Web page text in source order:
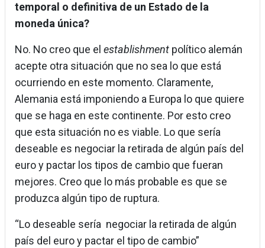
temporal o definitiva de un Estado de la
moneda única?
No. No creo que el establishment político alemán
acepte otra situación que no sea lo que está
ocurriendo en este momento. Claramente,
Alemania está imponiendo a Europa lo que quiere
que se haga en este continente. Por esto creo
que esta situación no es viable. Lo que sería
deseable es negociar la retirada de algún país del
euro y pactar los tipos de cambio que fueran
mejores. Creo que lo más probable es que se
produzca algún tipo de ruptura.
“Lo deseable sería negociar la retirada de algún
país del euro y pactar el tipo de cambio”